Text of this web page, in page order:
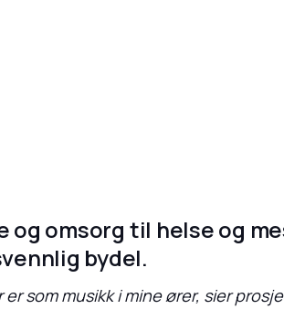
og omsorg til helse og
bydel.
som musikk i mine ører, sier